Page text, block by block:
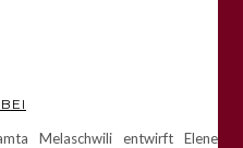
Melaschwili entwirft Elene